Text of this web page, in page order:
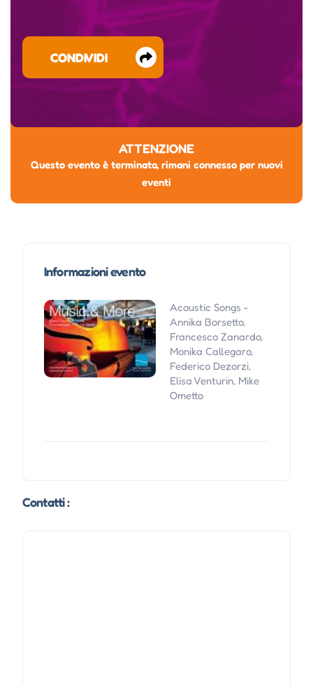
CONDIVIDI
ATTENZIONE
Questo evento è terminato, rimani connesso per nuovi
eventi
Informazioni evento
Acoustic Songs -
Annika Borsetto,
Francesco Zanardo,
Monika Callegaro,
Federico Dezorzi,
Elisa Venturin, Mike
Ometto
Contatti :